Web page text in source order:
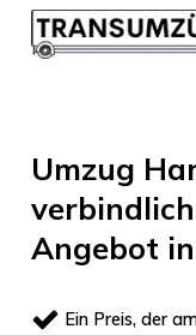
Umzug
Angebot
Ein Preis, der